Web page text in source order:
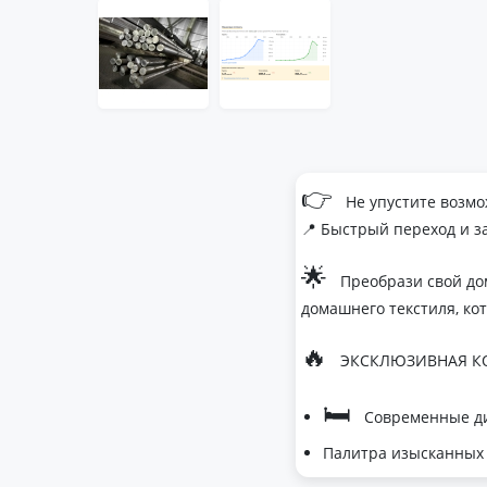
👉
Не упустите
📍 Быстрый переход и
🌟
Преобрази свой
домашнего текстиля,
🔥 ЭКСКЛЮЗИВНАЯ
🛏
Современные
Палитра изысканных